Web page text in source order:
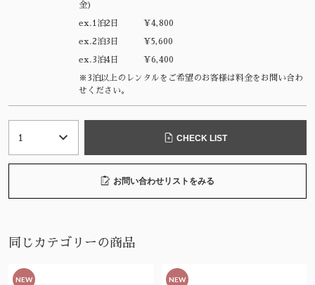
金)
ex.1泊2日 ¥4,800
ex.2泊3日 ¥5,600
ex.3泊4日 ¥6,400
※3泊以上のレンタルをご希望のお客様は料金をお問い合わ
せください。
CHECK LIST
お問い合わせリストをみる
同じカテゴリーの商品
NEW NEW